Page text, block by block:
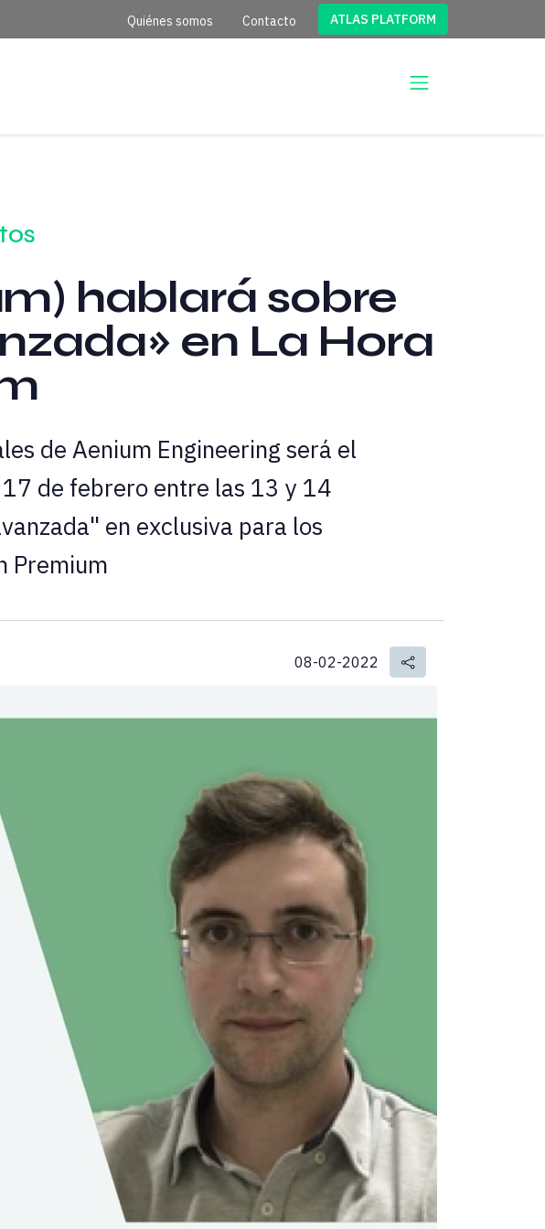
Quiénes somos Contacto ATLAS PLATFORM
hablará sobre
en La Hora
de Aenium Engineering será el
de febrero entre las 13 y 14
en exclusiva para los
Premium
08-02-2022